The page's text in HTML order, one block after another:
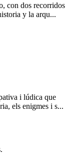
con dos recorridos
y la arqu...
i lúdica que
els enigmes i s...